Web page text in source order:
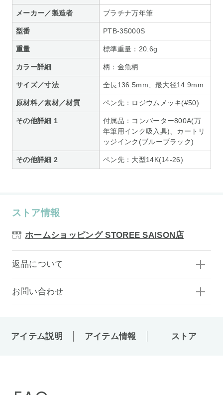
メーカー／製造者 プラチナ万年筆
型番 PTB-35000S
重量 標準重量：20.6g
カラー詳細 柄：金魚柄
サイズ／寸法 全長136.5mm、最大径14.9mm
原材料／素材／材質 ペン先：ロジウムメッキ(#50)
その他詳細 1
付属品：コンバーター800A(万
年筆用インク吸入具)、カートリ
ッジインク(ブルーブラック)
その他詳細 2 ペン先：大型14K(14-26)
ストア情報
ホームショッピング STOREE SAISON店
返品について
お問い合わせ
アイテム説明 アイテム情報 ストア